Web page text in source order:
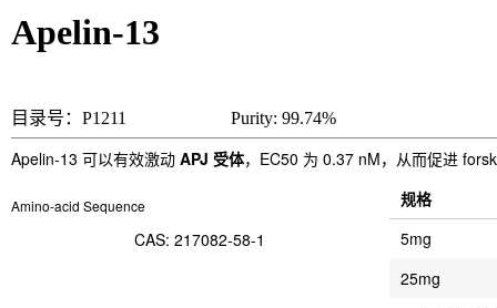
Apelin-13
目录号：P1211 Purity: 99.74%
Apelin-13 可以有效激动 APJ 受体，EC50 为 0.37 nM，从而促进
Amino-acid Sequence
CAS: 217082-58-1
规格
5mg
25mg